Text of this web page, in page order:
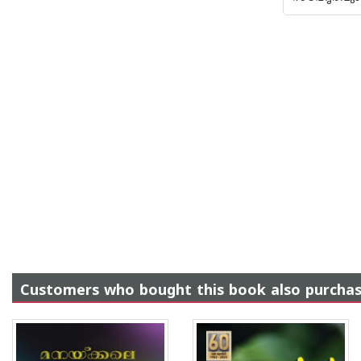
Customers who bought this book also